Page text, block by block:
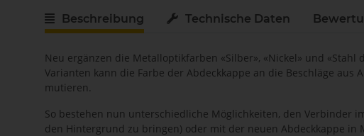
Beschreibung Technische Daten
Neu ergänzen die Metalloptikfarben «Silber», «Nickel» und
Varianten kann die Farbe der Abdeckkappe an die Beschläge
mutieren.
So bestehen nun unterschiedliche Möglichkeiten, den Verbinder
den Hintergrund zu bringen) oder mit der neuen Abdeckkappe in